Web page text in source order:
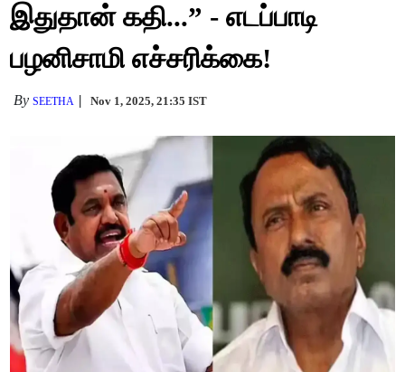
இதுதான் கதி...” - எடப்பாடி
பழனிசாமி எச்சரிக்கை!
BySEETHA Nov 1, 2025, 21:35 IST